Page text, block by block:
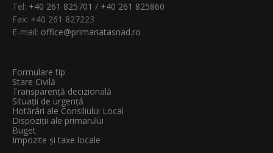
Tel: +40 261 825701 / +40 261 825860
Fax: +40 261 827223
E-mail: office@primariatasnad.ro
Formulare tip
Stare Civilă
Transparenţă decizională
Situații de urgență
Hotărâri ale Consiliului Local
Dispoziții ale primarului
Buget
Impozite și taxe locale